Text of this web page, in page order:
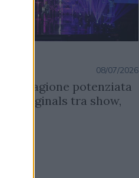
08/07/2026
stagione potenziata
Originals tra show,